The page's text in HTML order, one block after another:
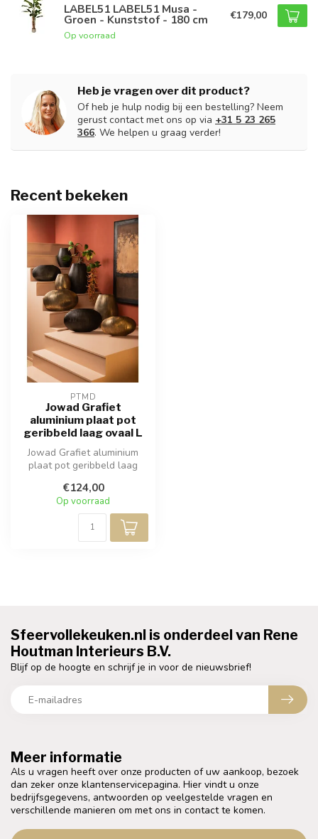
LABEL51 LABEL51 Musa -
Groen - Kunststof - 180 cm
Op voorraad
€179,00
Heb je vragen over dit product?
Of heb je hulp nodig bij een bestelling? Neem
gerust contact met ons op via +31 5 23 265
366. We helpen u graag verder!
Recent bekeken
PTMD
Jowad Grafiet
aluminium plaat pot
geribbeld laag ovaal L
Jowad Grafiet aluminium
plaat pot geribbeld laag
€124,00
Op voorraad
Meer informatie
Als u vragen heeft over onze producten of uw aankoop, bezoek
dan zeker onze klantenservicepagina. Hier vindt u onze
bedrijfsgegevens, antwoorden op veelgestelde vragen en
verschillende manieren om met ons in contact te komen.
Sfeervollekeuken.nl is onderdeel van Rene
Houtman Interieurs B.V.
Blijf op de hoogte en schrijf je in voor de nieuwsbrief!